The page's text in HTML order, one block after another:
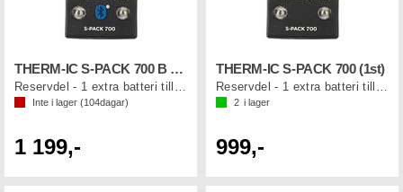
THERM-IC S-PACK 700 B (1st)
Inte i lager (104dagar)
1 199,-
THERM-IC S-PACK 700 (1st)
2 i lager
999,-